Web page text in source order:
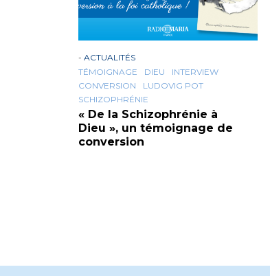
- ACTUALITÉS
TÉMOIGNAGE
DIEU
INTERVIEW
CONVERSION
LUDOVIG POT
SCHIZOPHRÉNIE
« De la Schizophrénie à
Dieu », un témoignage de
conversion